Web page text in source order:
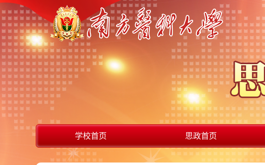
学校首页 思政首页